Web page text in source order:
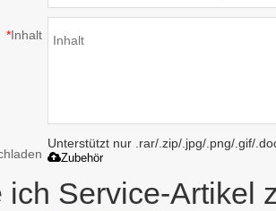
*Inhalt
Unterstützt nur .rar/.zip/.jpg/.png/.gif/
Zubehör
ich Service-Artikel